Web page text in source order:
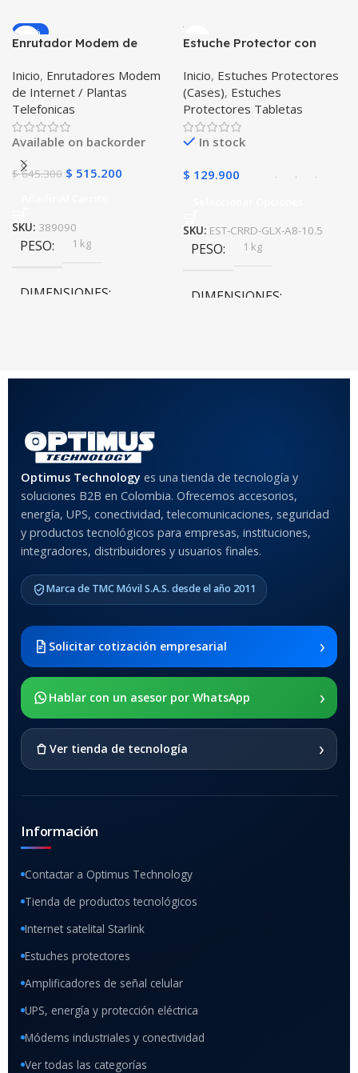
COLOR Negro
-20%
Enrutador Modem de
Libre Todo Operador 4G
LTE SIMCARD
Inicio, Enrutadores Modem
de Internet / Plantas
Telefonicas
Available on backorder
$645.300 $ 515.200
SKU: 389090
PESO 1 kg
DIMENSIONES
Estuche Protector con
Tablet Samsung Galaxy
Tab A8 10.5 2021 – 2022
SM-x200 SM-x205 Anti
golpes con soporte
Inicio, Estuches Protectores
(Cases), Estuches
Protectores Tabletas
In stock
$ 129.900
SKU: EST-CRRD-GLX-A8-10.5
PESO 1 kg
DIMENSIONES
COLOR
Anti-Shock
MODELO DE TABLETS
COMPATIBLES
2021 SM-x200 / Samsung
Galaxy Tab A8 10.5 2021 SM-
x205
SOPORTE DE APOYO
Optimus Technology es una tienda de tecnología y
soluciones B2B en Colombia. Ofrecemos accesorios,
energía, UPS, conectividad, telecomunicaciones, seguridad
y productos tecnológicos para empresas, instituciones,
integradores, distribuidores y usuarios finales.
Marca de TMC Móvil S.A.S. desde el año 2011
Solicitar cotización empresarial ›
Hablar con un asesor por WhatsApp ›
Ver tienda de tecnología ›
Información
Contactar a Optimus Technology
Tienda de productos tecnológicos
Internet satelital Starlink
Estuches protectores
Amplificadores de señal celular
UPS, energía y protección eléctrica
Módems industriales y conectividad
Ver todas las categorías